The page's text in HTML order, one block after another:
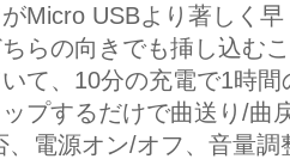
Micro USBより著しく
らの向きでも挿し込む
て、10分の充電で1時
プするだけで曲送り/曲
、電源オン/オフ、音量